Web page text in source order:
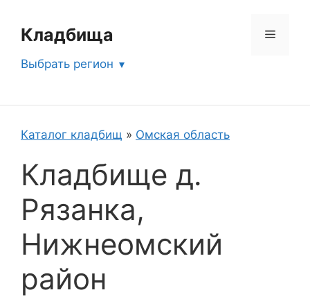
содержимому
Кладбища Меню
Выбрать регион
Каталог кладбищ » Омская область
Кладбище д.
Рязанка,
Нижнеомский
район